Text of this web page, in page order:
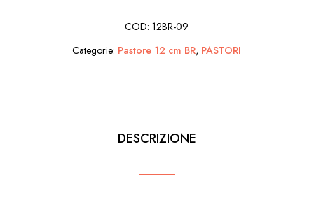
Seduto
COD:12BR-09
Categorie: Pastore 12 cm BR, PASTORI
DESCRIZIONE